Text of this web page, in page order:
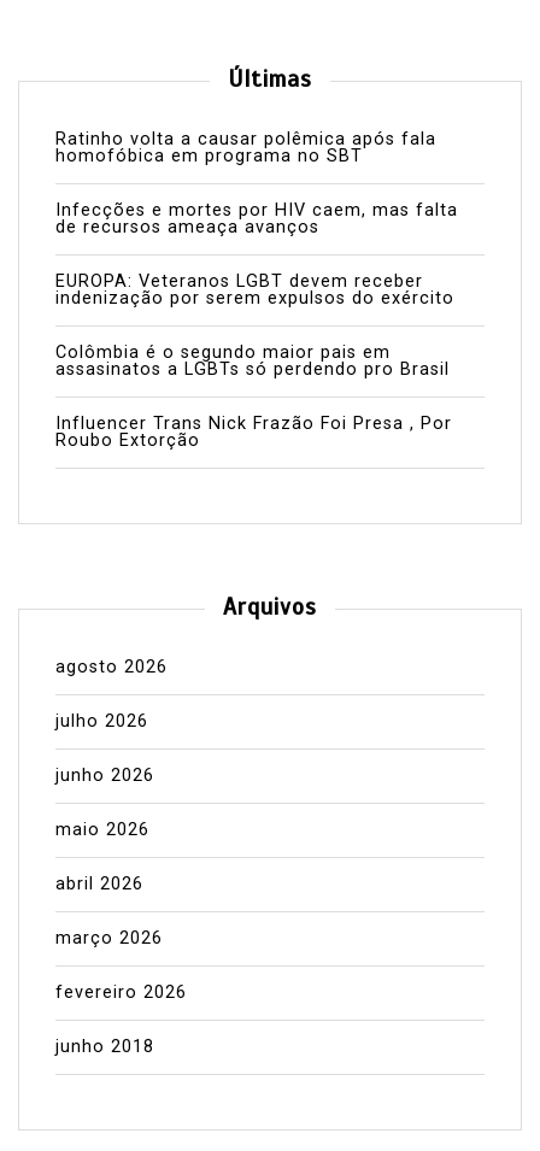
Últimas
Ratinho volta a causar polêmica após fala
homofóbica em programa no SBT
Infecções e mortes por HIV caem, mas falta
de recursos ameaça avanços
EUROPA: Veteranos LGBT devem receber
indenização por serem expulsos do exército
Colômbia é o segundo maior pais em
assasinatos a LGBTs só perdendo pro Brasil
Influencer Trans Nick Frazão Foi Presa , Por
Roubo Extorção
Arquivos
agosto 2026
julho 2026
junho 2026
maio 2026
abril 2026
março 2026
fevereiro 2026
junho 2018